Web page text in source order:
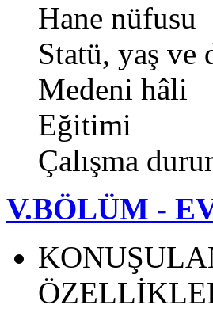
Hane nüfusu
Statü, yaş ve
Medeni hâli
Eğitimi
Çalışma
V.BÖLÜM -